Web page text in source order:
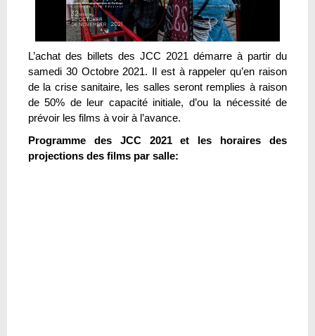
L’achat des billets des JCC 2021 démarre à partir du
samedi 30 Octobre 2021. Il est à rappeler qu’en raison
de la crise sanitaire, les salles seront remplies à raison
de 50% de leur capacité initiale, d’ou la nécessité de
prévoir les films à voir à l’avance.
Programme des JCC 2021 et les horaires des
projections des films par salle: